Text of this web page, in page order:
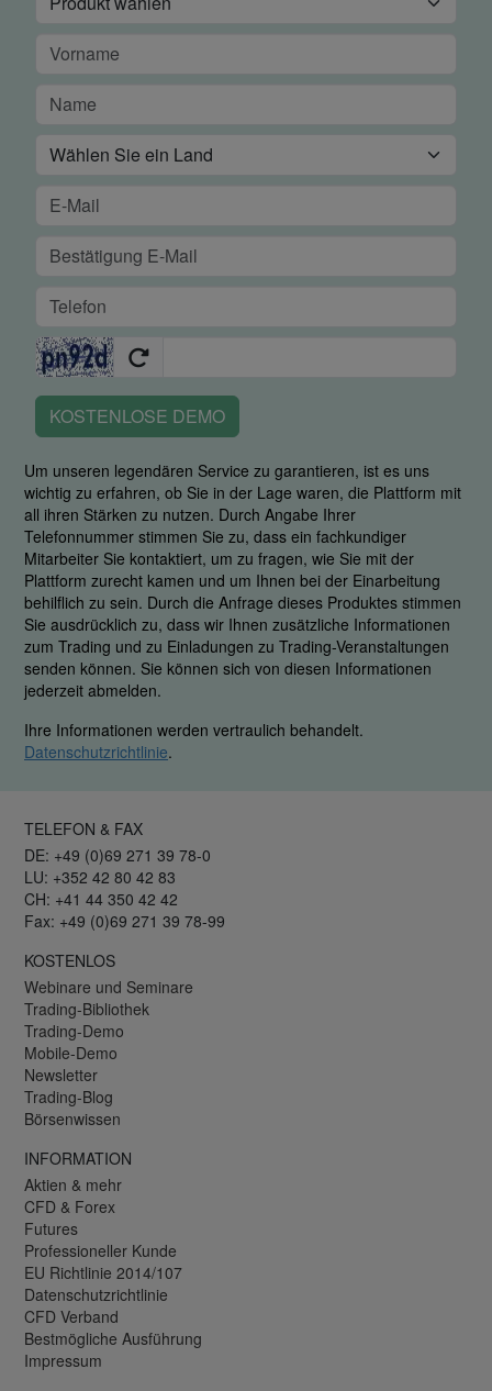
KOSTENLOSE DEMO
Um unseren legendären Service zu garantieren, ist es uns
wichtig zu erfahren, ob Sie in der Lage waren, die Plattform mit
all ihren Stärken zu nutzen. Durch Angabe Ihrer
Telefonnummer stimmen Sie zu, dass ein fachkundiger
Mitarbeiter Sie kontaktiert, um zu fragen, wie Sie mit der
Plattform zurecht kamen und um Ihnen bei der Einarbeitung
behilflich zu sein. Durch die Anfrage dieses Produktes stimmen
Sie ausdrücklich zu, dass wir Ihnen zusätzliche Informationen
zum Trading und zu Einladungen zu Trading-Veranstaltungen
senden können. Sie können sich von diesen Informationen
jederzeit abmelden.
Ihre Informationen werden vertraulich behandelt.
Datenschutzrichtlinie.
TELEFON & FAX
DE: +49 (0)69 271 39 78-0
LU: +352 42 80 42 83
CH: +41 44 350 42 42
Fax: +49 (0)69 271 39 78-99
KOSTENLOS
Webinare und Seminare
Trading-Bibliothek
Trading-Demo
Mobile-Demo
Newsletter
Trading-Blog
Börsenwissen
INFORMATION
Aktien & mehr
CFD & Forex
Futures
Professioneller Kunde
EU Richtlinie 2014/107
Datenschutzrichtlinie
CFD Verband
Bestmögliche Ausführung
Impressum